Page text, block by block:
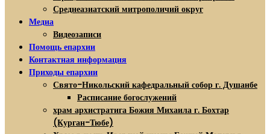
Среднеазиатский митрополичий округ
Медиа
Видеозаписи
Помощь епархии
Контактная информация
Приходы епархии
Свято-Никольский кафедральный собор г. Душанбе
Расписание богослужений
храм архистратига Божия Михаила г. Бохтар
(Курган-Тюбе)